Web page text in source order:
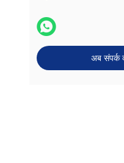
अब संपर्क